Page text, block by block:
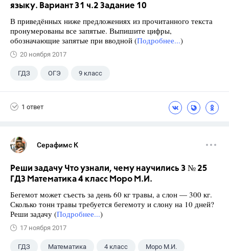
языку. Вариант 31 ч.2 Задание 10
В приведённых ниже предложениях из прочитанного текста
пронумерованы все запятые. Выпишите цифры,
обозначающие запятые при вводной (Подробнее...)
20 ноября 2017
ГДЗ ОГЭ 9 класс
1 ответ
Серафимс К
Реши задачу Что узнали, чему научились 3 № 25
ГДЗ Математика 4 класс Моро М.И.
Бегемот может съесть за день 60 кг травы, а слон — 300 кг.
Сколько тонн травы требуется бегемоту и слону на 10 дней?
Реши задачу (Подробнее...)
17 ноября 2017
ГДЗ Математика 4 класс Моро М.И.